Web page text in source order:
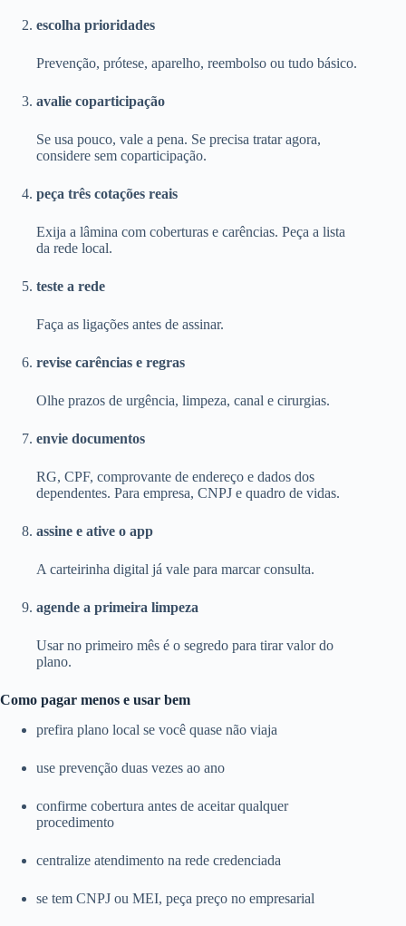
escolha prioridades
Prevenção, prótese, aparelho, reembolso ou tudo básico.
avalie coparticipação
Se usa pouco, vale a pena. Se precisa tratar agora,
considere sem coparticipação.
peça três cotações reais
Exija a lâmina com coberturas e carências. Peça a lista
da rede local.
teste a rede
Faça as ligações antes de assinar.
revise carências e regras
Olhe prazos de urgência, limpeza, canal e cirurgias.
envie documentos
RG, CPF, comprovante de endereço e dados dos
dependentes. Para empresa, CNPJ e quadro de vidas.
assine e ative o app
A carteirinha digital já vale para marcar consulta.
agende a primeira limpeza
Usar no primeiro mês é o segredo para tirar valor do
plano.
Como pagar menos e usar bem
prefira plano local se você quase não viaja
use prevenção duas vezes ao ano
confirme cobertura antes de aceitar qualquer
procedimento
centralize atendimento na rede credenciada
se tem CNPJ ou MEI, peça preço no empresarial